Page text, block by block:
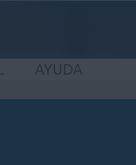
AYUDA